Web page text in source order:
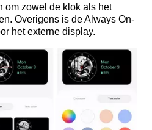
om zowel de klok als het
Overigens is de Always On-
het externe display.